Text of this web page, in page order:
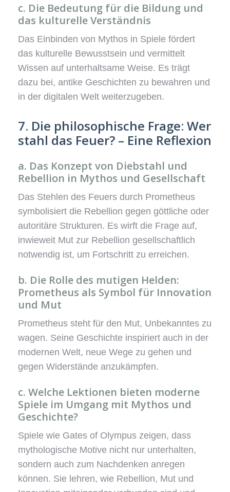
c. Die Bedeutung für die Bildung und
das kulturelle Verständnis
Das Einbinden von Mythos in Spiele fördert
das kulturelle Bewusstsein und vermittelt
Wissen auf unterhaltsame Weise. Es trägt
dazu bei, antike Geschichten zu bewahren und
in der digitalen Welt weiterzugeben.
7. Die philosophische Frage: Wer
stahl das Feuer? – Eine Reflexion
a. Das Konzept von Diebstahl und
Rebellion in Mythos und Gesellschaft
Das Stehlen des Feuers durch Prometheus
symbolisiert die Rebellion gegen göttliche oder
autoritäre Strukturen. Es wirft die Frage auf,
inwieweit Mut zur Rebellion gesellschaftlich
notwendig ist, um Fortschritt zu erreichen.
b. Die Rolle des mutigen Helden:
Prometheus als Symbol für Innovation
und Mut
Prometheus steht für den Mut, Unbekanntes zu
wagen. Seine Geschichte inspiriert auch in der
modernen Welt, neue Wege zu gehen und
gegen Widerstände anzukämpfen.
c. Welche Lektionen bieten moderne
Spiele im Umgang mit Mythos und
Geschichte?
Spiele wie Gates of Olympus zeigen, dass
mythologische Motive nicht nur unterhalten,
sondern auch zum Nachdenken anregen
können. Sie lehren, wie Rebellion, Mut und